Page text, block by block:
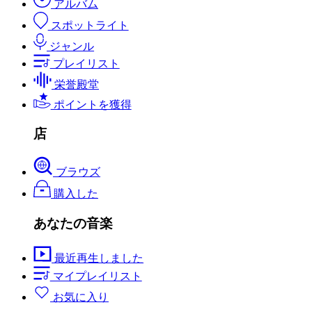
アルバム
スポットライト
ジャンル
プレイリスト
栄誉殿堂
ポイントを獲得
店
ブラウズ
購入した
あなたの音楽
最近再生しました
マイプレイリスト
お気に入り